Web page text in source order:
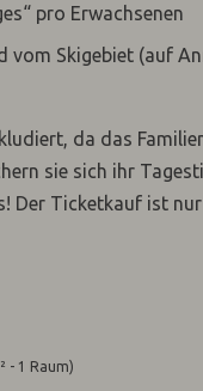
pro Erwachsenen
vom Skigebiet (auf
da das
sie sich ihr
Der Ticketkauf ist
- 1 Raum)